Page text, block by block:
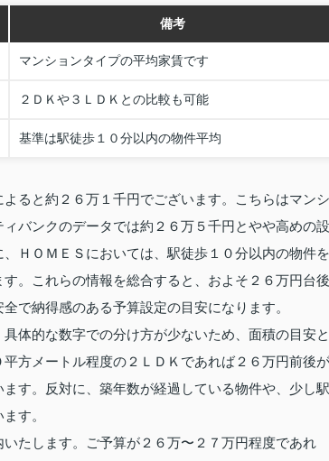
備考
マンションタイプの平均家賃です
２ＤＫや３ＬＤＫとの比較も可能
基準は駅徒歩１０分以内の物件平均
ると約２６万１千円でございます。こちらはマンシ
バンクのデータでは約２６万５千円とやや高めの設
ＨＯＭＥＳにおいては、駅徒歩１０分以内の物件を
。これらの情報を総合すると、およそ２６万円台後
で納得感のある予算設定の目安になります。
体的な数字での分け方が少ないため、面積の目安と
方メートル程度の２ＬＤＫであれば２６万円前後が
す。反対に、築年数が経過している物件や、少し駅
す。
たします。ご予算が２６万〜２７万円程度であれ